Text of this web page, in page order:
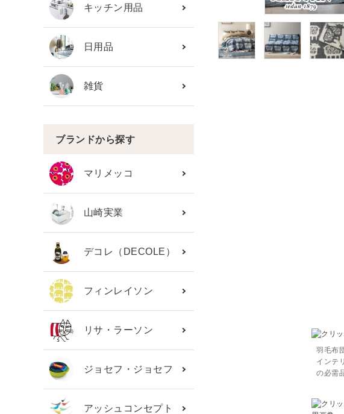
キッチン用品
日用品
雑貨
ブランドから探す
マリメッコ
山崎実業
デコレ（DECOLE）
フィンレイソン
リサ・ラーソン
ジョセフ・ジョセフ
アッシュコンセプト
羽毛布
インテ
の必需